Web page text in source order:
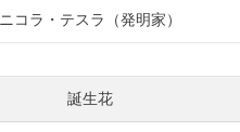
ニコラ・テスラ（発明家）
誕生花